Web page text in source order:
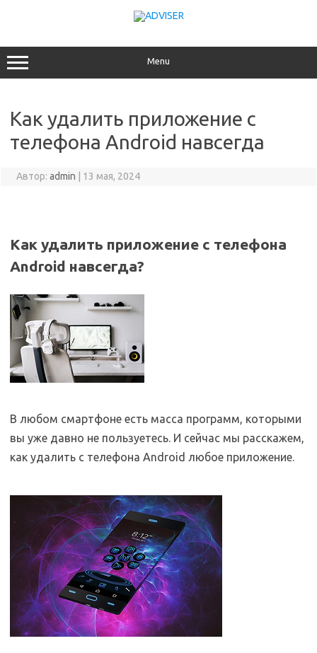
Menu
Как удалить приложение с
телефона Android навсегда
Автор: admin 13 мая, 2024
Как удалить приложение с телефона
Android навсегда?
В любом смартфоне есть масса программ, которыми
вы уже давно не пользуетесь. И сейчас мы расскажем,
как удалить с телефона Android любое приложение.